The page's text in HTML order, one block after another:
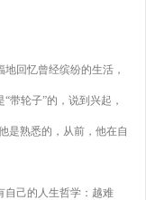
回忆曾经缤纷的生活，
带轮子”的，说到兴起，
是熟悉的，从前，他在自
己的人生哲学：越难